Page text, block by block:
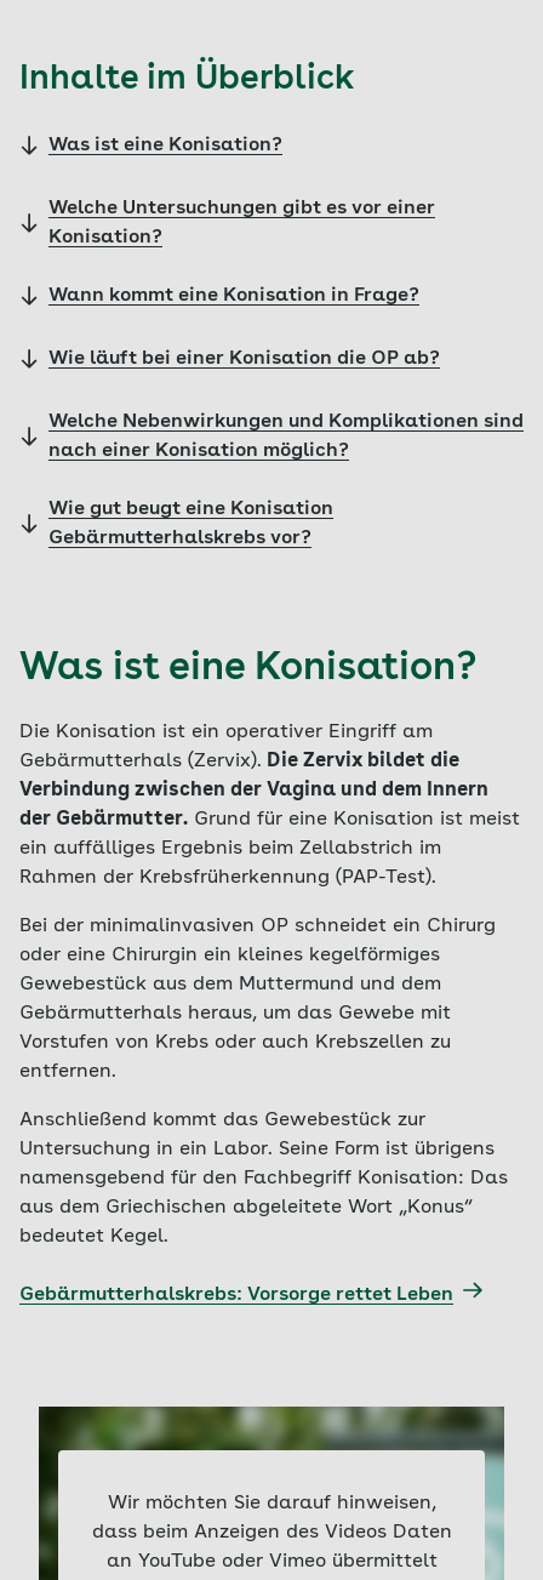
Inhalte im Überblick
Was ist eine Konisation?
Welche Untersuchungen gibt es vor einer
Konisation?
Wann kommt eine Konisation in Frage?
Wie läuft bei einer Konisation die OP ab?
Welche Nebenwirkungen und Komplikationen sind
nach einer Konisation möglich?
Wie gut beugt eine Konisation
Gebärmutterhalskrebs vor?
Was ist eine Konisation?
Die Konisation ist ein operativer Eingriff am
Gebärmutterhals (Zervix). Die Zervix bildet die
Verbindung zwischen der Vagina und dem Innern
der Gebärmutter. Grund für eine Konisation ist meist
ein auffälliges Ergebnis beim Zellabstrich im
Rahmen der Krebsfrüherkennung (PAP-Test).
Bei der minimalinvasiven OP schneidet ein Chirurg
oder eine Chirurgin ein kleines kegelförmiges
Gewebestück aus dem Muttermund und dem
Gebärmutterhals heraus, um das Gewebe mit
Vorstufen von Krebs oder auch Krebszellen zu
entfernen.
Anschließend kommt das Gewebestück zur
Untersuchung in ein Labor. Seine Form ist übrigens
namensgebend für den Fachbegriff Konisation: Das
aus dem Griechischen abgeleitete Wort „Konus“
bedeutet Kegel.
Gebärmutterhalskrebs: Vorsorge rettet Leben
Wir möchten Sie darauf hinweisen,
dass beim Anzeigen des Videos Daten
an YouTube oder Vimeo übermittelt